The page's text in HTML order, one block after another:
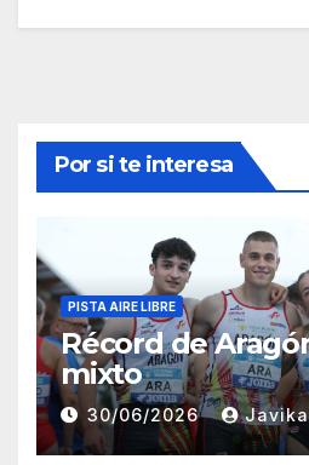
Por si te interesa
PISTA AIRE LIBRE
Récord de
mixto
30/06/2026 Javika